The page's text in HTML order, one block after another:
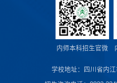
内师本科招生官微
学校地址：四川省内